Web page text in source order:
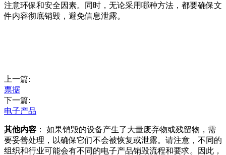
注意环保和安全因素。同时，无论采用哪种方法，都要确保文
件内容彻底销毁，避免信息泄露。
上一篇:
票据
下一篇:
电子产品
其他内容 ： 如果销毁的设备产生了大量废弃物或残留物，需
要妥善处理，以确保它们不会被恢复或泄露。请注意，不同的
组织和行业可能会有不同的电子产品销毁流程和要求。因此，